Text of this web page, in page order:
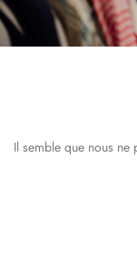
Il semble que nous ne